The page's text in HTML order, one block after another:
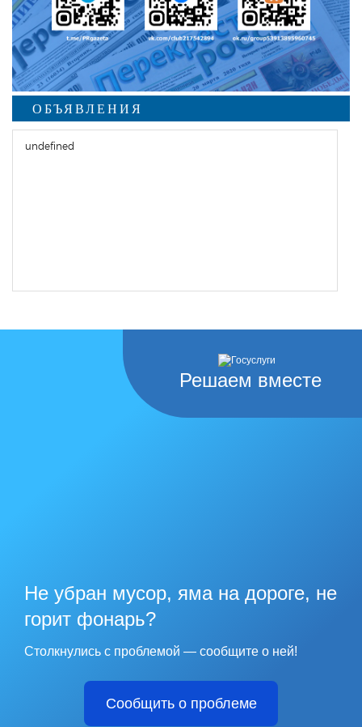
ОБЪЯВЛЕНИЯ
undefined
Решаем вместе
Не убран мусор, яма на дороге, не
горит фонарь?
Столкнулись с проблемой — сообщите о ней!
Сообщить о проблеме